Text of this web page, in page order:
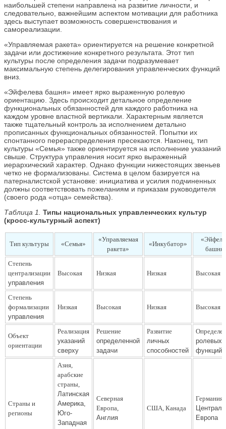
наибольшей степени направлена на развитие личности, и
следовательно, важнейшим аспектом мотивации для работника
здесь выступает возможность совершенствования и
самореализации.
«Управляемая ракета» ориентируется на решение конкретной
задачи или достижение конкретного результата. Этот тип
культуры после определения задачи подразумевает
максимальную степень делегирования управленческих функций
вниз.
«Эйфелева башня» имеет ярко выраженную ролевую
ориентацию. Здесь происходит детальное определение
функциональных обязанностей для каждого работника на
каждом уровне властной вертикали. Характерным является
также тщательный контроль за исполнением детально
прописанных функциональных обязанностей. Попытки их
спонтанного перераспределения пресекаются. Наконец, тип
культуры «Семья» также ориентируется на исполнение указаний
свыше. Структура управления носит ярко выраженный
иерархический характер. Однако функции нижестоящих звеньев
четко не формализованы. Система в целом базируется на
патерналистской установке: инициатива и усилия подчиненных
должны соответствовать пожеланиям и приказам руководителя
(своего рода «отца» семейства).
Таблица 1. Типы национальных управленческих культур
(кросс‑культурный аспект)
Тип культуры «Семья»
«Управляемая
ракета»
«Инкубатор»
Степень
централизации
управления
Высокая Низкая Низкая Высокая
Степень
формализации
управления
Низкая Высокая Низкая Высокая
Объект
ориентации
Реализация
указаний
сверху
Решение
определенной
задачи
Развитие
личных
способностей
ролевых
функций
Страны и
регионы
Азия,
арабские
страны,
Латинская
Америка,
Юго-
Западная
Северная
Европа,
Англия
США, Канада
Германия,
Европа